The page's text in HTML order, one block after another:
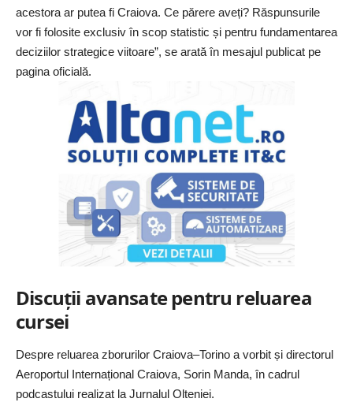
acestora ar putea fi Craiova. Ce părere aveți? Răspunsurile
vor fi folosite exclusiv în scop statistic și pentru fundamentarea
deciziilor strategice viitoare”, se arată în mesajul publicat pe
pagina oficială.
Discuții avansate pentru reluarea
cursei
Despre reluarea zborurilor Craiova–Torino a vorbit și directorul
Aeroportul Internațional Craiova, Sorin Manda, în cadrul
podcastului realizat la Jurnalul Olteniei.